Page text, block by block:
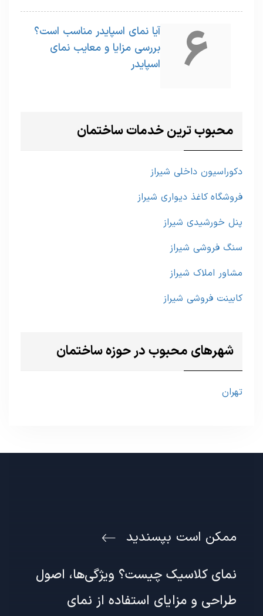
6
آیا نمای اسپایدر مناسب است؟
بررسی مزایا و معایب نمای
اسپایدر
محبوب ترین خدمات ساختمان
دکوراسیون داخلی شیراز
فروشگاه کاغذ دیواری شیراز
پنل خورشیدی شیراز
سنگ فروشی شیراز
مشاور املاک شیراز
کابینت فروشی شیراز
شهرهای محبوب در حوزه ساختمان
تهران
ممکن است بپسندید
نمای کلاسیک چیست؟ ویژگی‌ها، اصول
طراحی و مزایای استفاده از نمای